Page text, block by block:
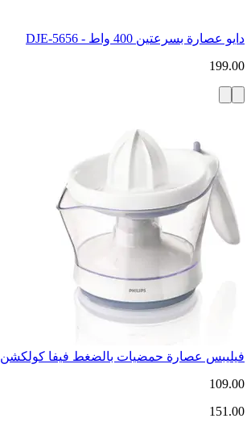
دايو عصارة بسرعتين 400 واط - DJE-5656
199.00
فيليبس عصارة حمضيات بالضغط فيفا كولكشن HR2744
109.00
151.00